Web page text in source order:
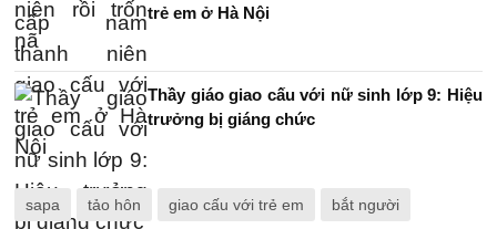
trẻ em ở Hà Nội
Thầy giáo giao cấu với nữ sinh lớp 9: Hiệu
trưởng bị giáng chức
sapa tảo hôn giao cấu với trẻ em bắt người